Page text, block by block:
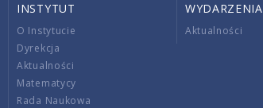
INSTYTUT
O Instytucie
Dyrekcja
Aktualności
Matematycy
Rada Naukowa
WYDARZENIA
Aktualności